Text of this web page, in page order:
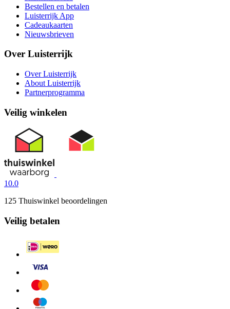
Bestellen en betalen
Luisterrijk App
Cadeaukaarten
Nieuwsbrieven
Over Luisterrijk
Over Luisterrijk
About Luisterrijk
Partnerprogramma
Veilig winkelen
10.0
125 Thuiswinkel beoordelingen
Veilig betalen